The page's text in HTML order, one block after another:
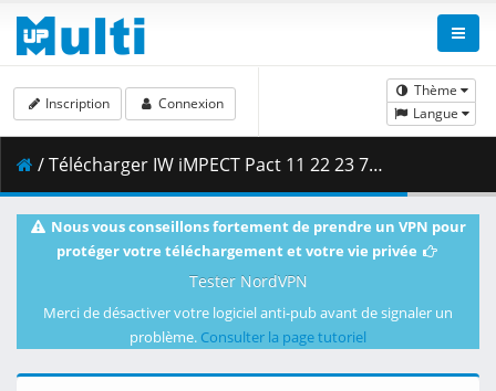
Thème
Langue
Inscription Connexion
/ Télécharger IW iMPECT Pact 11 22 23 720p HDTV.mp4 ( 2.14 GB )
Nous vous conseillons fortement de prendre un VPN pour
protéger votre téléchargement et votre vie privée
Tester NordVPN
Merci de désactiver votre logiciel anti-pub avant de signaler un
problème. Consulter la page tutoriel